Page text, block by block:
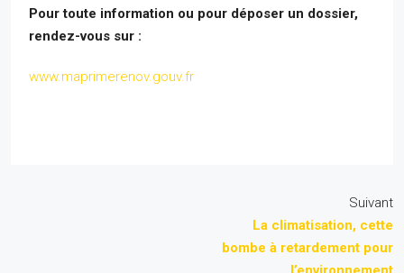
Pour toute information ou pour déposer un dossier,
rendez-vous sur :
www.maprimerenov.gouv.fr
Suivant
La climatisation, cette
bombe à retardement pour